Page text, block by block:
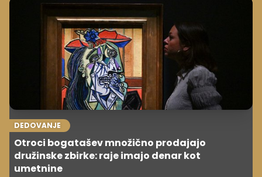
DEDOVANJE
Otroci bogatašev množično prodajajo
družinske zbirke: raje imajo denar kot
umetnine